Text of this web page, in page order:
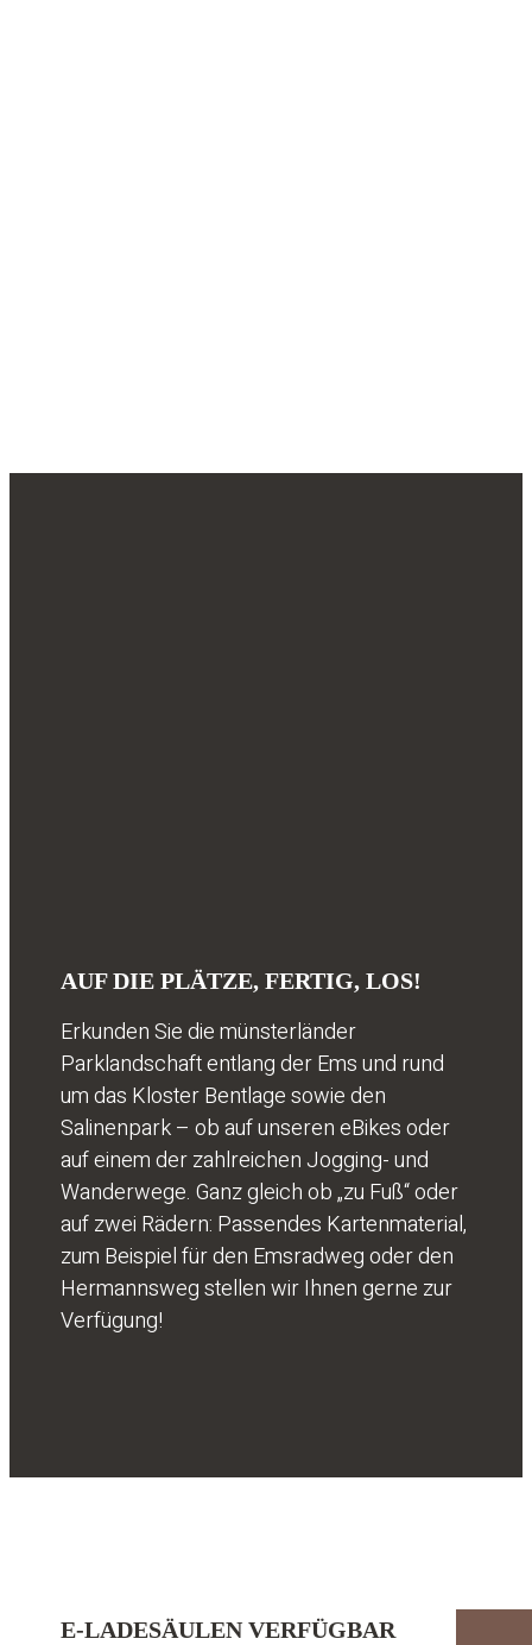
AUF DIE PLÄTZE, FERTIG, LOS!
Erkunden Sie die münsterländer
Parklandschaft entlang der Ems und rund
um das Kloster Bentlage sowie den
Salinenpark – ob auf unseren eBikes oder
auf einem der zahlreichen Jogging- und
Wanderwege. Ganz gleich ob „zu Fuß“ oder
auf zwei Rädern: Passendes Kartenmaterial,
zum Beispiel für den Emsradweg oder den
Hermannsweg stellen wir Ihnen gerne zur
Verfügung!
E-LADESÄULEN VERFÜGBAR